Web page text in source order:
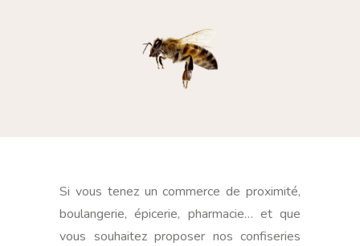
Si vous tenez un commerce de proximité,
boulangerie, épicerie, pharmacie… et que
vous souhaitez proposer nos confiseries